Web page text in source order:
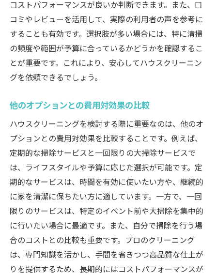
コストパフォーマンスが良いか判断できます。また、口
コミやレビューを活用して、実際の利用者の声を参考に
することも有効です。選択肢が多い場合には、特に清掃
の頻度や範囲が予算に合っているかどうかを確認するこ
とが重要です。これにより、安心してハウスクリーニン
グを依頼できるでしょう。
他のオプションとの費用対効果の比較
ハウスクリーニングを検討する際に重要なのは、他のオ
プションとの費用対効果を比較することです。例えば、
定期的な掃除サービスと一回限りの大掃除サービスで
は、ライフスタイルや予算に応じた選択が可能です。定
期的なサービスは、時間を有効に使いたい方や、継続的
に家を清潔に保ちたい方に適しています。一方で、一回
限りのサービスは、特定のイベント前や大掃除を集中的
に行いたい場合に最適です。また、自分で掃除を行う場
合のコストとの比較も重要です。プロのクリーニング
は、専門知識を活かし、手間を省きつつ高品質な仕上が
りを提供するため、長期的にはコストパフォーマンスが